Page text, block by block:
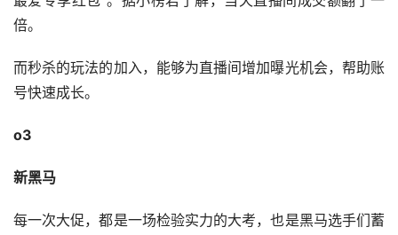
倍。
而秒杀的玩法的加入，能够为直播间增加曝光机会，帮助账
号快速成长。
o3
新黑马
每一次大促，都是一场检验实力的大考，也是黑马选手们蓄